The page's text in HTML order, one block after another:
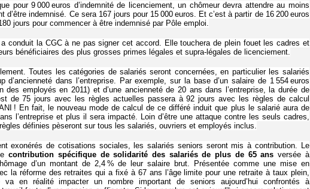
pour 9 000 euros d’indemnité de licenciement, un chômeur devra attendre au moins
d’être indemnisé. Ce sera 167 jours pour 15 000 euros. Et c’est à partir de 16 200 euros
jours pour commencer à être indemnisé par Pôle emploi.
conduit la CGC à ne pas signer cet accord. Elle touchera de plein fouet les cadres et
bénéficiaires des plus grosses primes légales et supra-légales de licenciement.
Toutes les catégories de salariés seront concernées, en particulier les salariés
d’ancienneté dans l’entreprise. Par exemple, sur la base d’un salaire de 1 554 euros
des employés en 2011) et d’une ancienneté de 20 ans dans l’entreprise, la durée de
de 75 jours avec les règles actuelles passera à 92 jours avec les règles de calcul
! En fait, le nouveau mode de calcul de ce différé induit que plus le salarié aura de
l’entreprise et plus il sera impacté. Loin d’être une attaque contre les seuls cadres,
définies pèseront sur tous les salariés, ouvriers et employés inclus.
exonérés de cotisations sociales, les salariés seniors seront mis à contribution. Le
contribution spécifique de solidarité des salariés de plus de 65 ans versée à
d’un montant de 2,4 % de leur salaire brut. Présentée comme une mise en
la réforme des retraites qui a fixé à 67 ans l’âge limite pour une retraite à taux plein,
va en réalité impacter un nombre important de seniors aujourd’hui confrontés à